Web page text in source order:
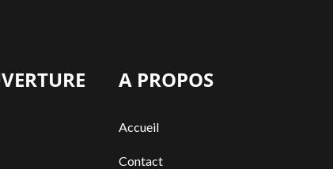
A PROPOS
Accueil
Contact